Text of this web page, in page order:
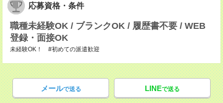
応募資格・条件
職種未経験OK / ブランクOK / 履歴書不要 / WEB
登録・面接OK
未経験OK！ #初めての派遣歓迎
メールで送る LINEで送る